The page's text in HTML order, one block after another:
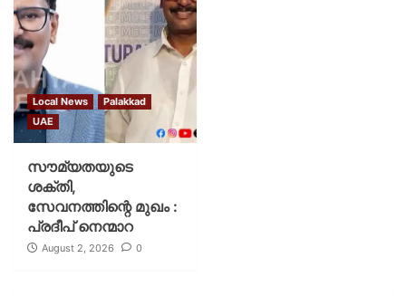
Local News
Palakkad
UAE
സൗമ്യതയുടെ
ശക്തി,
സേവനത്തിന്റെ മുഖം :
പ്രദീപ് നെന്മാറ
August 2, 2026 0